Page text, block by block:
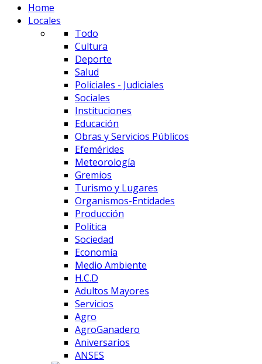
Home
Locales
Todo
Cultura
Deporte
Salud
Policiales - Judiciales
Sociales
Instituciones
Educación
Obras y Servicios Públicos
Efemérides
Meteorología
Gremios
Turismo y Lugares
Organismos-Entidades
Producción
Politica
Sociedad
Economía
Medio Ambiente
H.C.D
Adultos Mayores
Servicios
Agro
AgroGanadero
Aniversarios
ANSES